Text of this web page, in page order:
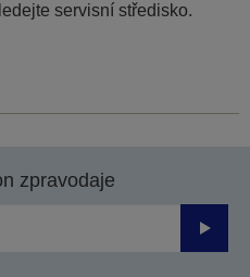
servisní středisko.
zpravodaje